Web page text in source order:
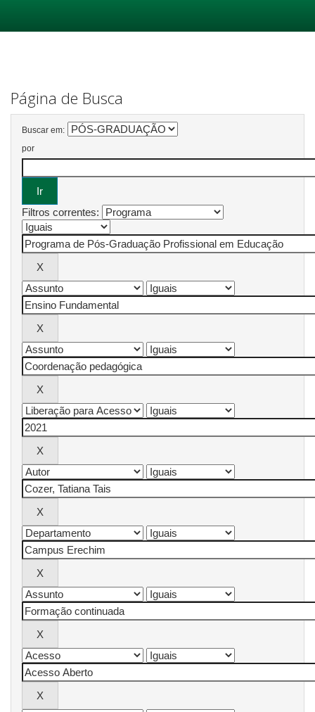
Página de Busca
Buscar em:
por
Filtros correntes: